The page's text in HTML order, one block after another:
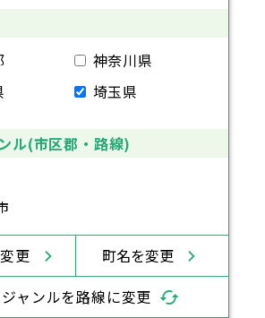
神奈川県
埼玉県
ル(市区郡・路線)
更
町名を変更
ャンルを路線に変更